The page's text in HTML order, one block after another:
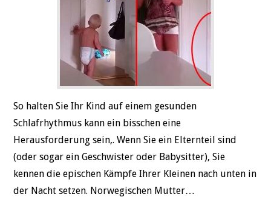
So halten Sie Ihr Kind auf einem gesunden
Schlafrhythmus kann ein bisschen eine
Herausforderung sein,. Wenn Sie ein Elternteil sind
(oder sogar ein Geschwister oder Babysitter), Sie
kennen die epischen Kämpfe Ihrer Kleinen nach unten in
der Nacht setzen. Norwegischen Mutter…